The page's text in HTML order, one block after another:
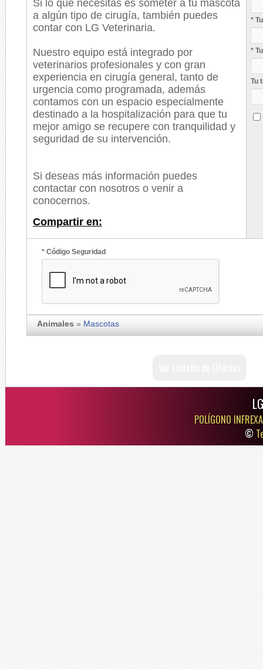
Si lo que necesitas es someter a tu mascota
a algún tipo de cirugía, también puedes
contar con LG Veterinaria.
Nuestro equipo está integrado por
veterinarios profesionales y con gran
experiencia en cirugía general, tanto de
urgencia como programada, además
contamos con un espacio especialmente
destinado a la hospitalización para que tu
mejor amigo se recupere con tranquilidad y
seguridad de su intervención.
Si deseas más información puedes
contactar con nosotros o venir a
conocernos.
Compartir en:
*
*
Tu
* Código Seguridad
Animales » Mascotas
POLÍGONO
©